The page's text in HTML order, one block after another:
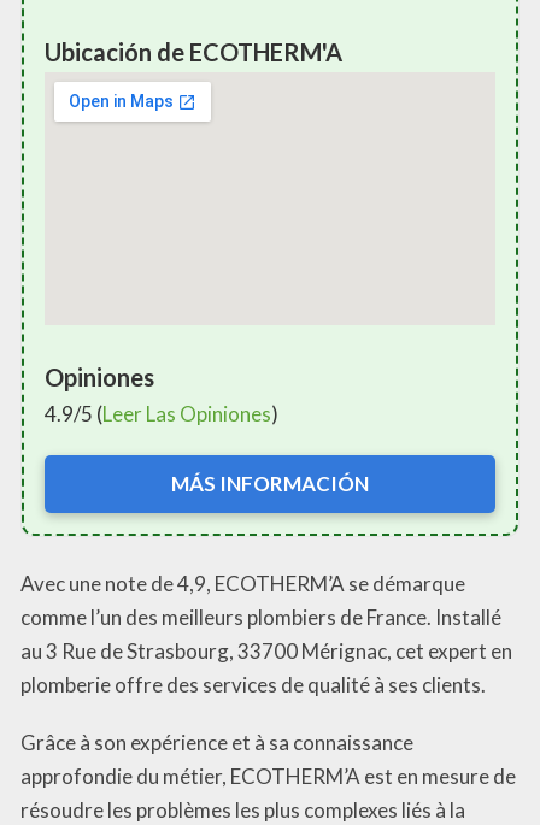
Ubicación de ECOTHERM'A
Opiniones
4.9/5 (Leer Las Opiniones)
MÁS INFORMACIÓN
Avec une note de 4,9, ECOTHERM’A se démarque
comme l’un des meilleurs plombiers de France. Installé
au 3 Rue de Strasbourg, 33700 Mérignac, cet expert en
plomberie offre des services de qualité à ses clients.
Grâce à son expérience et à sa connaissance
approfondie du métier, ECOTHERM’A est en mesure de
résoudre les problèmes les plus complexes liés à la